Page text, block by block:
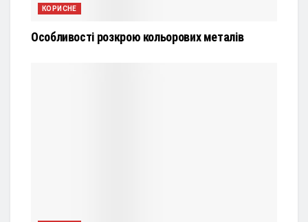
КОРИСНЕ
Особливості розкрою кольорових металів